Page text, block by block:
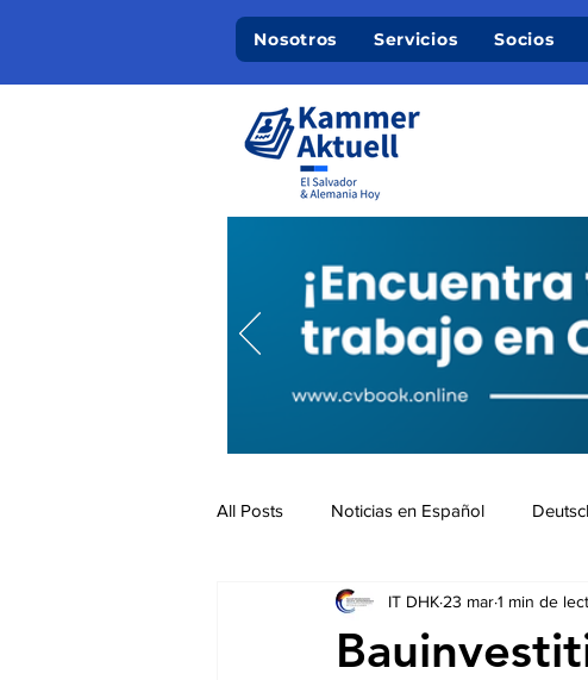
Nosotros Servicios Socios
All Posts Noticias en Español
Auschreibungen
IT DHK 23 mar1 min de